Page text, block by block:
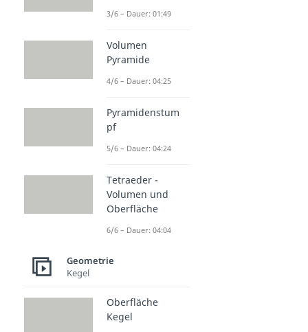
3/6 – Dauer: 01:49
Volumen
Pyramide
4/6 – Dauer: 04:25
Pyramidenstum
pf
5/6 – Dauer: 04:24
Tetraeder -
Volumen und
Oberfläche
6/6 – Dauer: 04:04
Geometrie
Kegel
Oberfläche
Kegel